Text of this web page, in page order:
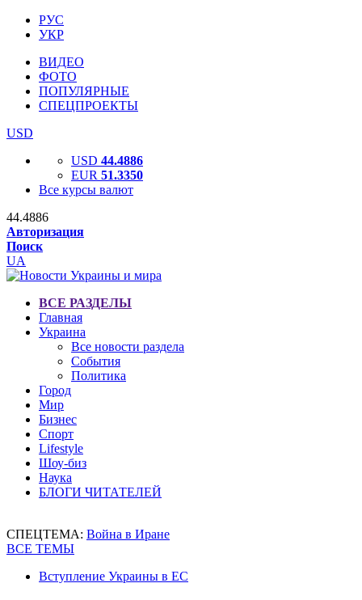
РУС
УКР
ВИДЕО
ФОТО
ПОПУЛЯРНЫЕ
СПЕЦПРОЕКТЫ
USD
USD 44.4886
EUR 51.3350
Все курсы валют
44.4886
Авторизация
Поиск
UA
ВСЕ РАЗДЕЛЫ
Главная
Украина
Все новости раздела
События
Политика
Город
Мир
Бизнес
Спорт
Lifestyle
Шоу-биз
Наука
БЛОГИ ЧИТАТЕЛЕЙ
СПЕЦТЕМА: Война в Иране
ВСЕ ТЕМЫ
Вступление Украины в ЕС